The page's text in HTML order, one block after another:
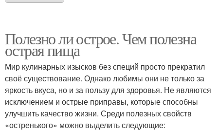
Полезно ли острое. Чем полезна
острая пища
Мир кулинарных изысков без специй просто прекратил
своё существование. Однако любимы они не только за
яркость вкуса, но и за пользу для здоровья. Не являются
исключением и острые приправы, которые способны
улучшить качество жизни. Среди полезных свойств
«остренького» можно выделить следующие: